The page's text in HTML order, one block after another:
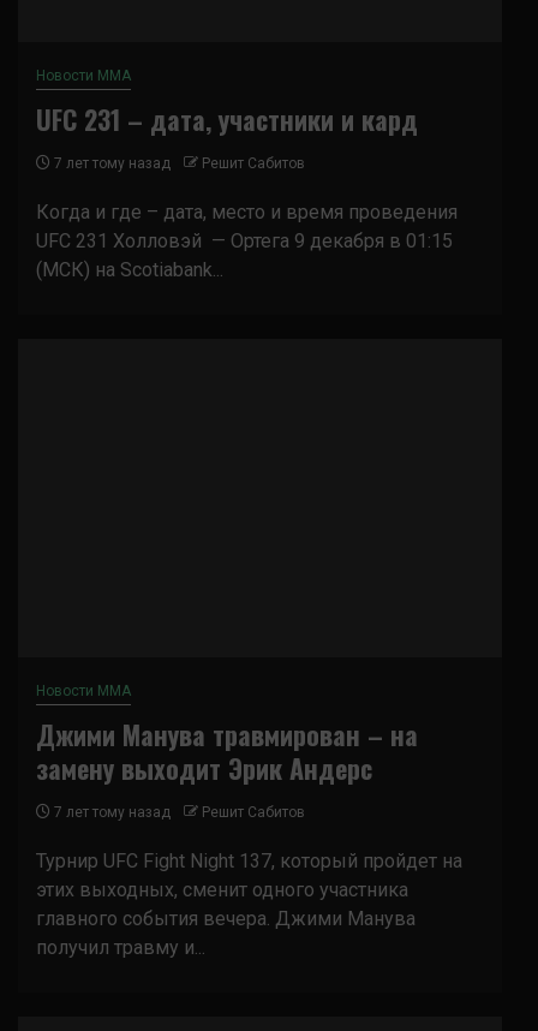
Новости ММА
UFC 231 – дата, участники и кард
7 лет тому назад Решит Сабитов
Когда и где – дата, место и время проведения
UFC 231 Холловэй — Ортега 9 декабря в 01:15
(МСК) на Scotiabank...
Новости ММА
Джими Манува травмирован – на
замену выходит Эрик Андерс
7 лет тому назад Решит Сабитов
Турнир UFC Fight Night 137, который пройдет на
этих выходных, сменит одного участника
главного события вечера. Джими Манува
получил травму и...